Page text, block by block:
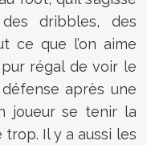
dribbles, des
ce que l’on aime
régal de voir le
après une
joueur se tenir la
Il y a aussi les